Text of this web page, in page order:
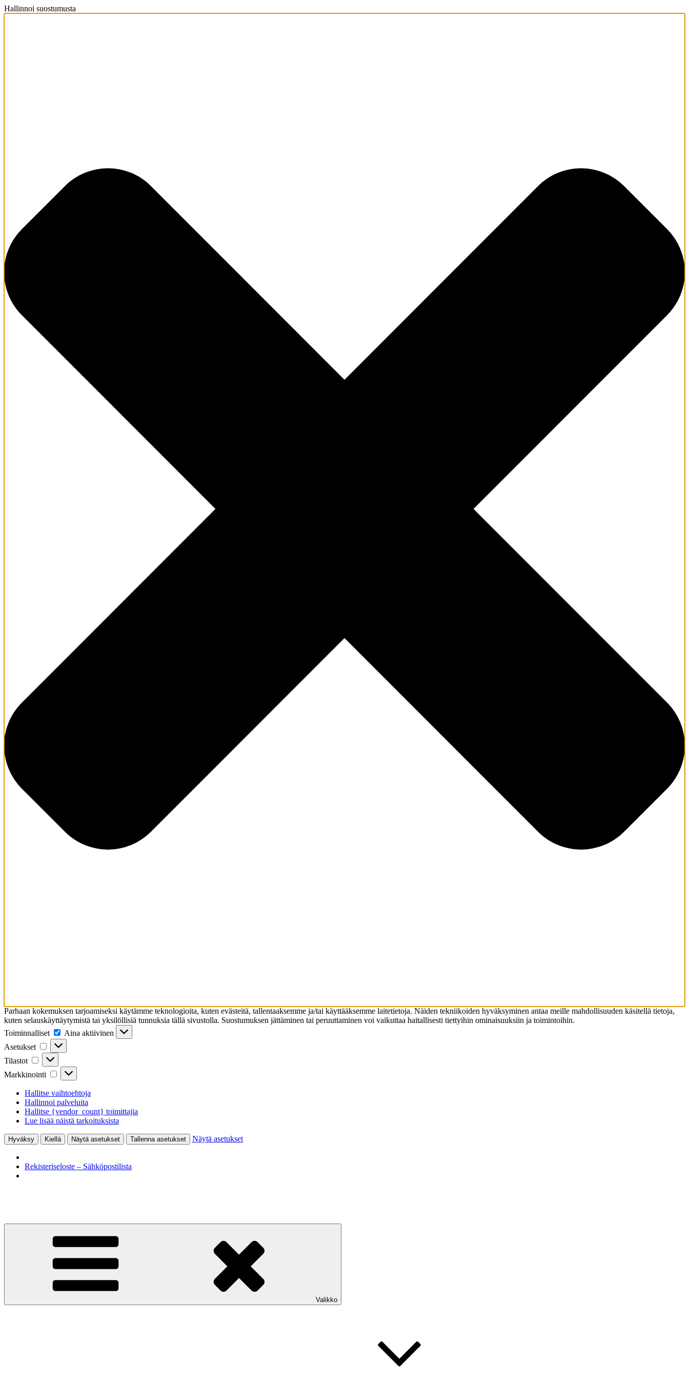
Hallinnoi suostumusta
Parhaan kokemuksen tarjoamiseksi käytämme teknologioita, kuten evästeitä, tallentaaksemme ja/tai käyttääksemme laitetietoja. Näiden tekniikoiden hyväksyminen antaa meille mahdollisuuden käsitellä tietoja,
kuten selauskäyttäytymistä tai yksilöllisiä tunnuksia tällä sivustolla. Suostumuksen jättäminen tai peruuttaminen voi vaikuttaa haitallisesti tiettyihin ominaisuuksiin ja toimintoihin.
Toiminnalliset
Toiminnalliset
Aina aktiivinen
Asetukset
Asetukset
Tilastot Tilastot
Markkinointi Markkinointi
Hallitse vaihtoehtoja
Hallinnoi palveluita
Hallitse {vendor_count} toimittajia
Lue lisää näistä tarkoituksista
Hyväksy Kiellä Näytä asetukset Tallenna asetukset Näytä asetukset
Rekisteriseloste – Sähköpostilista
Valikko